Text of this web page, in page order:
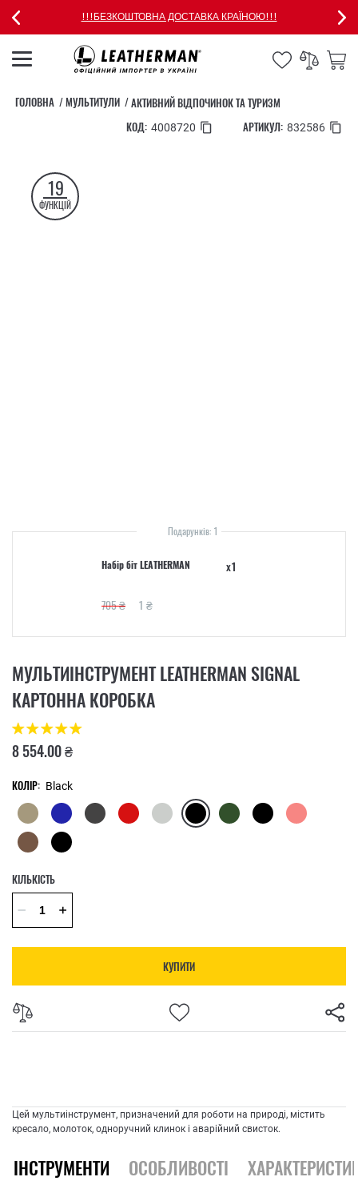
!!!БЕЗКОШТОВНА ДОСТАВКА КРАЇНОЮ!!!
ГОЛОВНА МУЛЬТИТУЛИ
АКТИВНИЙ ВІДПОЧИНОК ТА ТУРИЗМ
КОД: 4008720 АРТИКУЛ: 832586
19
ФУНКЦІЙ
Подарунків: 1
Набір біт LEATHERMAN x1
705 ₴ 1 ₴
МУЛЬТИІНСТРУМЕНТ LEATHERMAN SIGNAL
КАРТОННА КОРОБКА
8 554.00 ₴
КОЛІР: Black
КІЛЬКІСТЬ
КУПИТИ
Цей мультиінструмент, призначений для роботи на природі, містить
кресало, молоток, одноручний клинок і аварійний свисток.
ІНСТРУМЕНТИ ОСОБЛИВОСТІ